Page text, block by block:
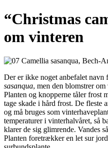
“Christmas
om vinteren
Der er ikke noget anbefalet navn
sasanqua, men den blomstrer
Planten og knopperne tåler frost
tage skade i hård frost. De fleste
og må bruges som
temperaturer i vinterhalvåret, så
klarer de sig glimrende. Vandes
Planten foretrækker en let sur